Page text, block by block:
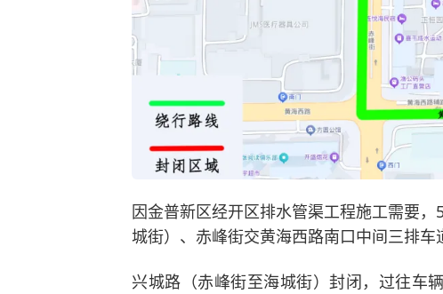
因金普新区经开区排水管渠工程施工需要
城街）、赤峰街交黄海西路南口中间三排车
兴城路（赤峰街至海城街）封闭，过往车